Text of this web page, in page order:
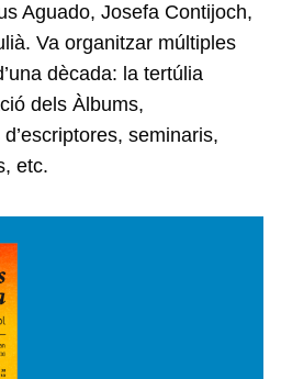
Aguado, Josefa Contijoch,
Va organitzar múltiples
dècada: la tertúlia
dels Àlbums,
seminaris,
etc.